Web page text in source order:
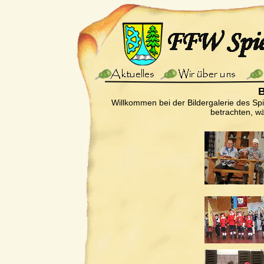
Willkommen bei der Bildergalerie des
betrachten,